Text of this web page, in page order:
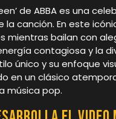
de ABBA es una
canción. En este
mientras bailan con
contagiosa y la
único y su enfoque
en un clásico
música pop.